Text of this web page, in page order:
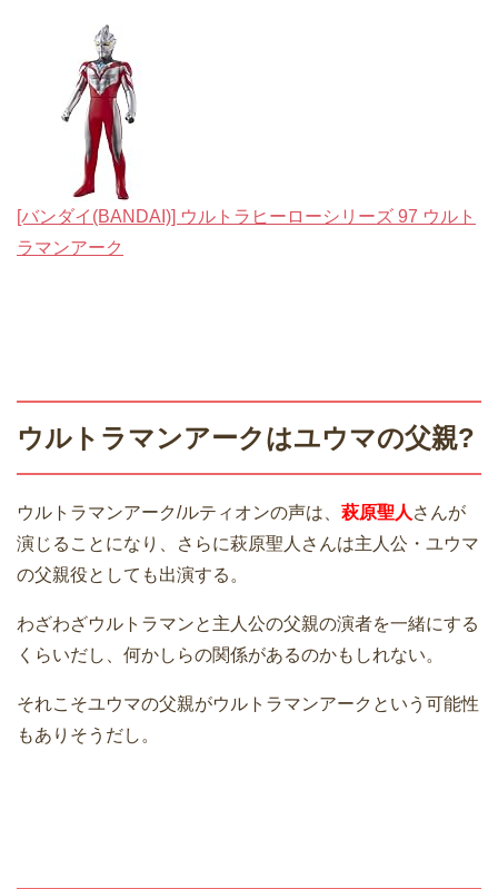
[バンダイ(BANDAI)] ウルトラヒーローシリーズ 97 ウルト
ラマンアーク
ウルトラマンアークはユウマの父親?
ウルトラマンアーク/ルティオンの声は、 萩原聖人 さんが
演じることになり、さらに萩原聖人さんは主人公・ユウマ
の父親役としても出演する。
わざわざウルトラマンと主人公の父親の演者を一緒にする
くらいだし、何かしらの関係があるのかもしれない。
それこそユウマの父親がウルトラマンアークという可能性
もありそうだし。